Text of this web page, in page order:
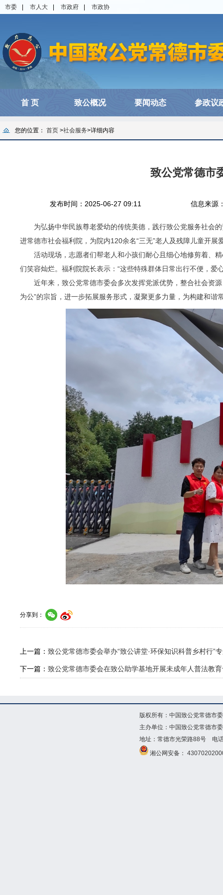
市委 市人大 市政府 市政协
首 页 致公概况 要闻动态 参政议
您的位置： 首页 >社会服务>详细内容
致公党常德市
发布时间：2025-06-27 09:11 信息来源
为弘扬中华民族尊老爱幼的传统美德，践行致公党服务社会
进常德市社会福利院，为院内120余名“三无”老人及残障儿童开
活动现场，志愿者们帮老人和小孩们耐心且细心地修剪着、
们笑容灿烂。福利院院长表示：“这些特殊群体日常出行不便，
近年来，致公党常德市委会多次发挥党派优势，整合社会资
为公”的宗旨，进一步拓展服务形式，凝聚更多力量，为构建和谐
分享到：
上一篇： 致公党常德市委会举办“致公讲堂·环保知识科普乡村行”
下一篇： 致公党常德市委会在致公助学基地开展未成年人普法教
版权所有：中国致公党常德市
主办单位：中国致公党常德市
地址：常德市光荣路88号 电
湘公网安备：